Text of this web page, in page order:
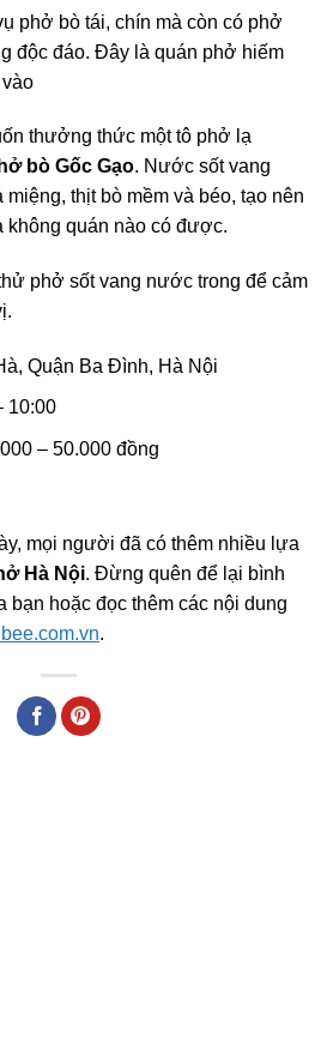
phở bò tái, chín mà còn có phở
độc đáo. Đây là quán phở hiếm
vào
thưởng thức một tô phở lạ
bò Gốc Gạo. Nước sốt vang
thịt bò mềm và béo, tạo nên
không quán nào có được.
phở sốt vang nước trong để cảm
Quận Ba Đình, Hà Nội
10:00
– 50.000 đồng
mọi người đã có thêm nhiều lựa
Hà Nội. Đừng quên để lại bình
bạn hoặc đọc thêm các nội dung
.